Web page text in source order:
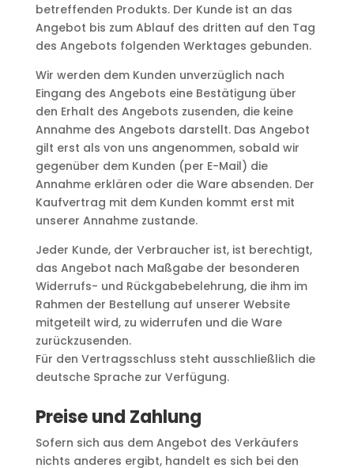
betreffenden Produkts. Der Kunde ist an das
Angebot bis zum Ablauf des dritten auf den Tag
des Angebots folgenden Werktages gebunden.
Wir werden dem Kunden unverzüglich nach
Eingang des Angebots eine Bestätigung über
den Erhalt des Angebots zusenden, die keine
Annahme des Angebots darstellt. Das Angebot
gilt erst als von uns angenommen, sobald wir
gegenüber dem Kunden (per E-Mail) die
Annahme erklären oder die Ware absenden. Der
Kaufvertrag mit dem Kunden kommt erst mit
unserer Annahme zustande.
Jeder Kunde, der Verbraucher ist, ist berechtigt,
das Angebot nach Maßgabe der besonderen
Widerrufs- und Rückgabebelehrung, die ihm im
Rahmen der Bestellung auf unserer Website
mitgeteilt wird, zu widerrufen und die Ware
zurückzusenden.
Für den Vertragsschluss steht ausschließlich die
deutsche Sprache zur Verfügung.
Preise und Zahlung
Sofern sich aus dem Angebot des Verkäufers
nichts anderes ergibt, handelt es sich bei den